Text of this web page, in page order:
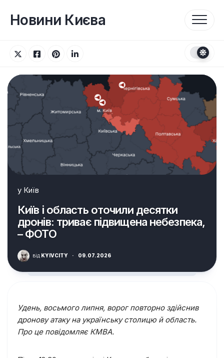
вмістуНовини Києва
у Київ
Київ і область оточили десятки
дронів: триває підвищена небезпека,
– ФОТО
від KYIVCITY · 09.07.2026
Удень, восьмого липня, ворог повторно здійснив
дронову атаку на українську столицю й область.
Про це повідомляє КМВА.